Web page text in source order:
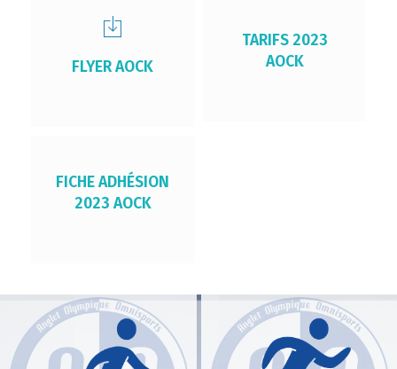
FLYER AOCK
TARIFS 2023
AOCK
FICHE ADHÉSION
2023 AOCK